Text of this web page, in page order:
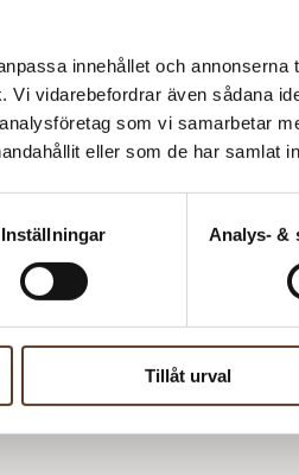
innehållet och
vidarebefordrar även sådana
som vi samarbetar
eller som de har samlat
Inställningar Analys- &
Tillåt urval
Pernilla +
4.50 mm
Om
Filcolana är
står för
mest